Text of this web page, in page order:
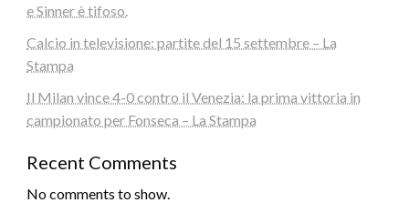
e Sinner è tifoso.
Calcio in televisione: partite del 15 settembre – La
Stampa
Il Milan vince 4-0 contro il Venezia: la prima vittoria in
campionato per Fonseca – La Stampa
Recent Comments
No comments to show.